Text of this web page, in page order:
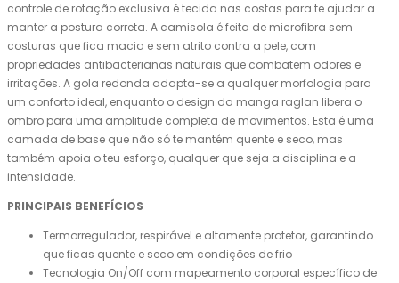
controle de rotação exclusiva é tecida nas costas para te ajudar a
manter a postura correta. A camisola é feita de microfibra sem
costuras que fica macia e sem atrito contra a pele, com
propriedades antibacterianas naturais que combatem odores e
irritações. A gola redonda adapta-se a qualquer morfologia para
um conforto ideal, enquanto o design da manga raglan libera o
ombro para uma amplitude completa de movimentos. Esta é uma
camada de base que não só te mantém quente e seco, mas
também apoia o teu esforço, qualquer que seja a disciplina e a
intensidade.
PRINCIPAIS BENEFÍCIOS
Termorregulador, respirável e altamente protetor, garantindo
que ficas quente e seco em condições de frio
Tecnologia On/Off com mapeamento corporal específico de